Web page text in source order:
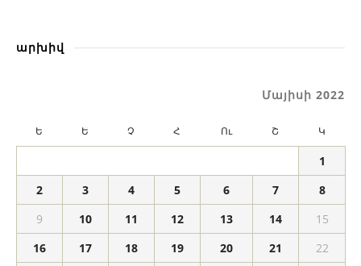
արխիվ
Մայիսի 2022
Ե Ե Չ Հ Ու Շ Կ
1
2
3 4 5 6 7
8
9
10 11 12 13 14
15
16
17 18 19 20 21 22